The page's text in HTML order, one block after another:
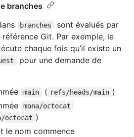
branches
branches
sont évalués par
Git. Par exemple, le
chaque fois qu’il existe un
pour une demande de
main ( refs/heads/main )
mona/octocat
octocat )
le nom commence